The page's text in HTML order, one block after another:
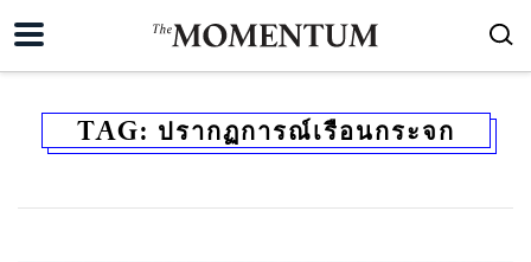
TAG: ปรากฏการณ์เรือนกระจก